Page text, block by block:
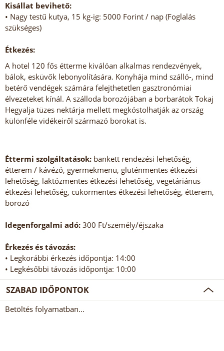
Kisállat bevihető:
• Nagy testű kutya, 15 kg-ig: 5000 Forint / nap (Foglalás
szükséges)
Étkezés:
A hotel 120 fős étterme kiválóan alkalmas rendezvények,
bálok, esküvők lebonyolítására. Konyhája mind szálló-, mind
betérő vendégek számára felejthetetlen gasztronómiai
élvezeteket kínál. A szálloda borozójában a borbarátok Tokaj
Hegyalja tüzes nektárja mellett megkóstolhatják az ország
különféle vidékeiről származó borokat is.
Éttermi szolgáltatások: bankett rendezési lehetőség,
étterem / kávézó, gyermekmenü, gluténmentes étkezési
lehetőség, laktózmentes étkezési lehetőség, vegetáriánus
étkezési lehetőség, cukormentes étkezési lehetőség, étterem,
borozó
Idegenforgalmi adó: 300 Ft/személy/éjszaka
Érkezés és távozás:
• Legkorábbi érkezés időpontja: 14:00
• Legkésőbbi távozás időpontja: 10:00
SZABAD IDŐPONTOK
Betöltés folyamatban...